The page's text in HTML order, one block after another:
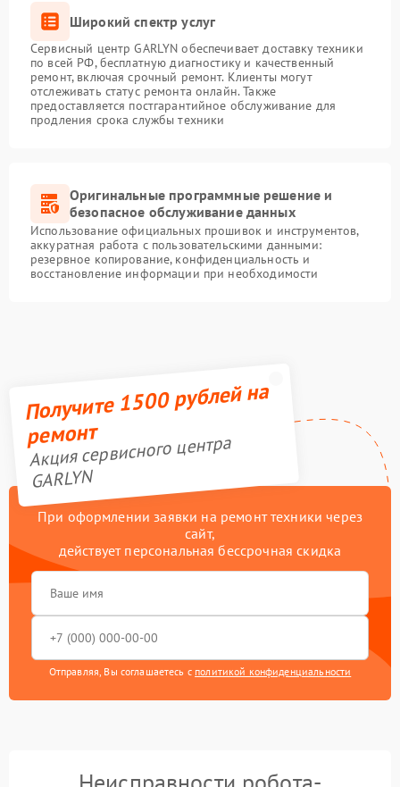
Широкий спектр услуг
Сервисный центр GARLYN обеспечивает доставку техники
по всей РФ, бесплатную диагностику и качественный
ремонт, включая срочный ремонт. Клиенты могут
отслеживать статус ремонта онлайн. Также
предоставляется постгарантийное обслуживание для
продления срока службы техники
Оригинальные программные решение и
безопасное обслуживание данных
Использование официальных прошивок и инструментов,
аккуратная работа с пользовательскими данными:
резервное копирование, конфиденциальность и
восстановление информации при необходимости
Получите 1500 рублей на
ремонт
Акция сервисного центра
GARLYN
При оформлении заявки на ремонт техники через
сайт,
действует персональная бессрочная скидка
Отправляя, Вы соглашаетесь с политикой конфиденциальности